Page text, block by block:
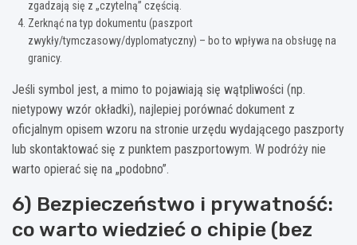
zgadzają się z „czytelną” częścią.
Zerknąć na typ dokumentu (paszport
zwykły/tymczasowy/dyplomatyczny) – bo to wpływa na obsługę na
granicy.
Jeśli symbol jest, a mimo to pojawiają się wątpliwości (np.
nietypowy wzór okładki), najlepiej porównać dokument z
oficjalnym opisem wzoru na stronie urzędu wydającego paszporty
lub skontaktować się z punktem paszportowym. W podróży nie
warto opierać się na „podobno”.
6) Bezpieczeństwo i prywatność:
co warto wiedzieć o chipie (bez